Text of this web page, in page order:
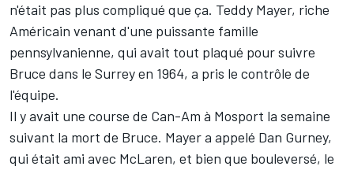
n'était pas plus compliqué que ça. Teddy Mayer, riche
Américain venant d'une puissante famille
pennsylvanienne, qui avait tout plaqué pour suivre
Bruce dans le Surrey en 1964, a pris le contrôle de
l'équipe.
Il y avait une course de Can-Am à Mosport la semaine
suivant la mort de Bruce. Mayer a appelé Dan Gurney,
qui était ami avec McLaren, et bien que bouleversé, le